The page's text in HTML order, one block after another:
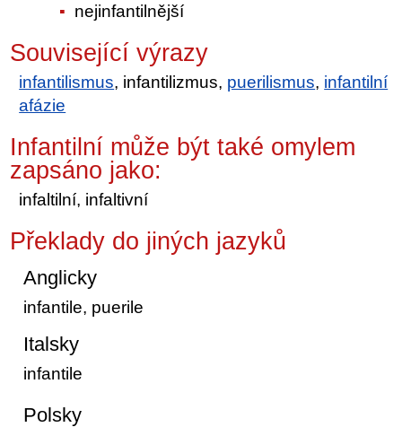
nejinfantilnější
Související výrazy
infantilismus, infantilizmus, puerilismus, infantilní
afázie
Infantilní může být také omylem
zapsáno jako:
infaltilní, infaltivní
Překlady do jiných jazyků
Anglicky
infantile, puerile
Italsky
infantile
Polsky